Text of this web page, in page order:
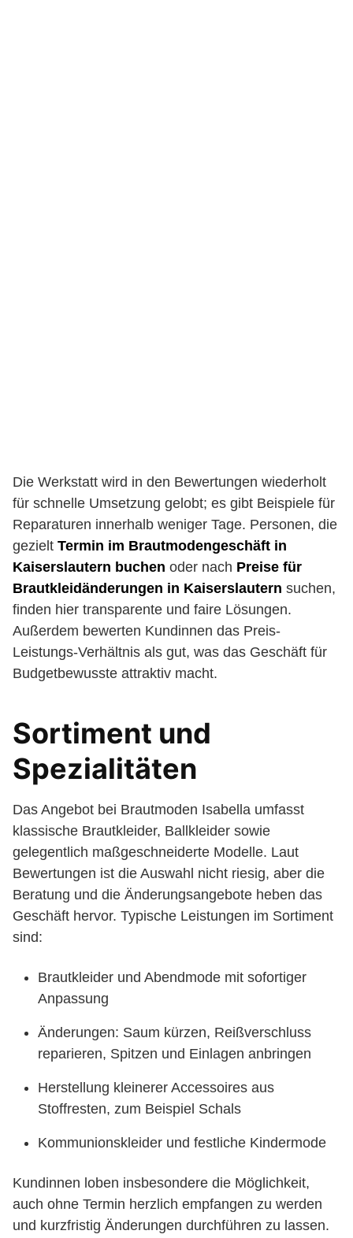
Die Werkstatt wird in den Bewertungen wiederholt
für schnelle Umsetzung gelobt; es gibt Beispiele für
Reparaturen innerhalb weniger Tage. Personen, die
gezielt Termin im Brautmodengeschäft in
Kaiserslautern buchen oder nach Preise für
Brautkleidänderungen in Kaiserslautern suchen,
finden hier transparente und faire Lösungen.
Außerdem bewerten Kundinnen das Preis-
Leistungs-Verhältnis als gut, was das Geschäft für
Budgetbewusste attraktiv macht.
Sortiment und
Spezialitäten
Das Angebot bei Brautmoden Isabella umfasst
klassische Brautkleider, Ballkleider sowie
gelegentlich maßgeschneiderte Modelle. Laut
Bewertungen ist die Auswahl nicht riesig, aber die
Beratung und die Änderungsangebote heben das
Geschäft hervor. Typische Leistungen im Sortiment
sind:
Brautkleider und Abendmode mit sofortiger
Anpassung
Änderungen: Saum kürzen, Reißverschluss
reparieren, Spitzen und Einlagen anbringen
Herstellung kleinerer Accessoires aus
Stoffresten, zum Beispiel Schals
Kommunionskleider und festliche Kindermode
Kundinnen loben insbesondere die Möglichkeit,
auch ohne Termin herzlich empfangen zu werden
und kurzfristig Änderungen durchführen zu lassen.